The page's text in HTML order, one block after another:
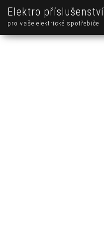
Elektro příslušenství
pro vaše elektrické spotřebiče